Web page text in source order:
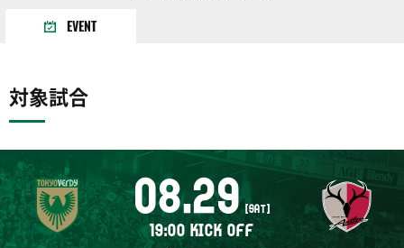
EVENT
対象試合
08.29 [SAT]
19:00 KICK OFF